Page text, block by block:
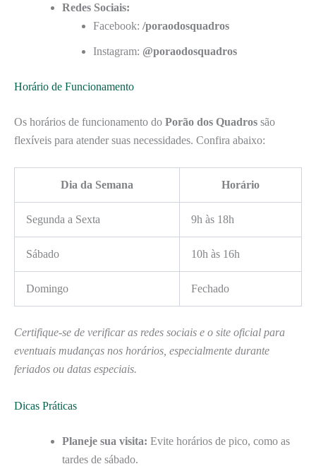
Redes Sociais:
Facebook: /poraodosquadros
Instagram: @poraodosquadros
Horário de Funcionamento
Os horários de funcionamento do Porão dos Quadros são
flexíveis para atender suas necessidades. Confira abaixo:
Dia da Semana Horário
Segunda a Sexta 9h às 18h
Sábado 10h às 16h
Domingo Fechado
Certifique-se de verificar as redes sociais e o site oficial para
eventuais mudanças nos horários, especialmente durante
feriados ou datas especiais.
Dicas Práticas
Planeje sua visita: Evite horários de pico, como as
tardes de sábado.